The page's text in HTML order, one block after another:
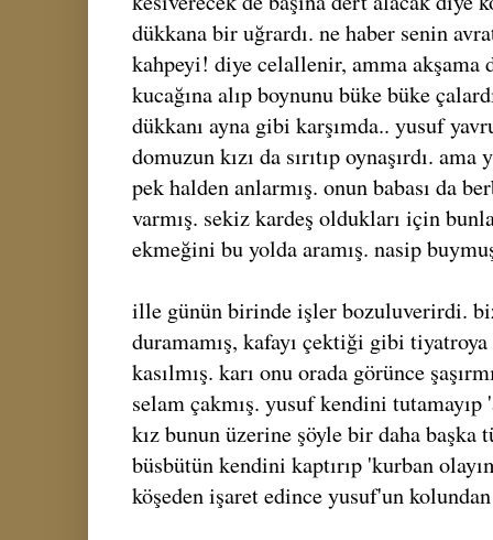
dükkana bir uğrardı. ne haber senin
kahpeyi! diye celallenir, amma akşama
kucağına alıp boynunu büke büke
dükkanı ayna gibi karşımda.. yusuf
domuzun kızı da sırıtıp oynaşırdı.
pek halden anlarmış. onun babası da
varmış. sekiz kardeş oldukları için
ekmeğini bu yolda aramış. nasip
ille günün birinde işler bozuluverirdi.
duramamış, kafayı çektiği gibi tiyatroya
kasılmış. karı onu orada görünce
selam çakmış. yusuf kendini tutamayıp
kız bunun üzerine şöyle bir daha başka
büsbütün kendini kaptırıp 'kurban
köşeden işaret edince yusuf'un kolundan